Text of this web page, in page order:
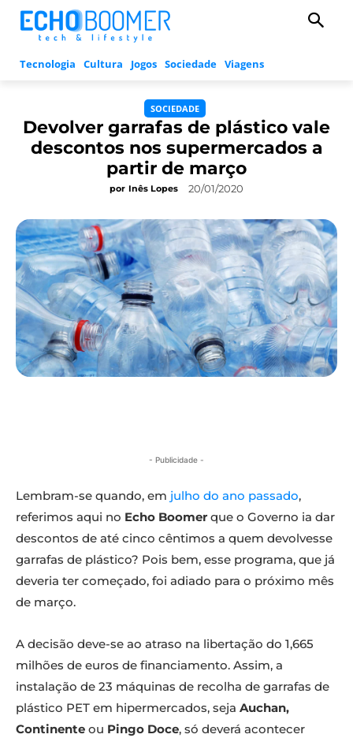
Tecnologia Cultura Jogos Sociedade Viagens
SOCIEDADE
Devolver garrafas de plástico vale
descontos nos supermercados a
partir de março
por Inês Lopes 20/01/2020
- Publicidade -
Lembram-se quando, em julho do ano passado,
referimos aqui no Echo Boomer que o Governo ia dar
descontos de até cinco cêntimos a quem devolvesse
garrafas de plástico? Pois bem, esse programa, que já
deveria ter começado, foi adiado para o próximo mês
de março.
A decisão deve-se ao atraso na libertação do 1,665
milhões de euros de financiamento. Assim, a
instalação de 23 máquinas de recolha de garrafas de
plástico PET em hipermercados, seja Auchan,
Continente ou Pingo Doce, só deverá acontecer